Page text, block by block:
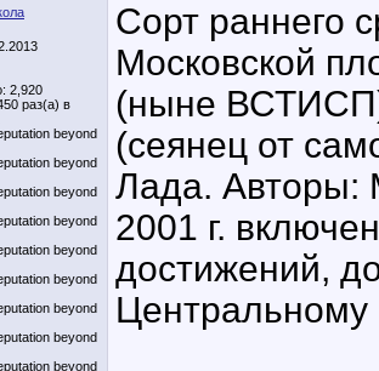
2,920
раз(а) в
Сорт раннего
Московской
(ныне
(сеянец от
Лада.
2001 г.
достижений,
Центральному